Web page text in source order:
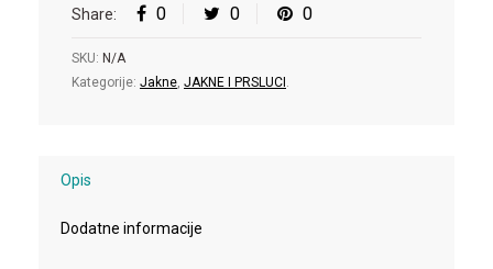
Share: 0 0 0
SKU: N/A
Kategorije: Jakne, JAKNE I PRSLUCI .
Opis
Dodatne informacije